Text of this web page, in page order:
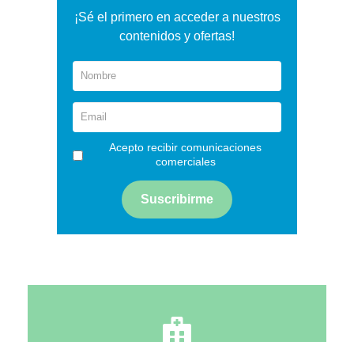
¡Sé el primero en acceder a nuestros
contenidos y ofertas!
Acepto recibir comunicaciones
comerciales